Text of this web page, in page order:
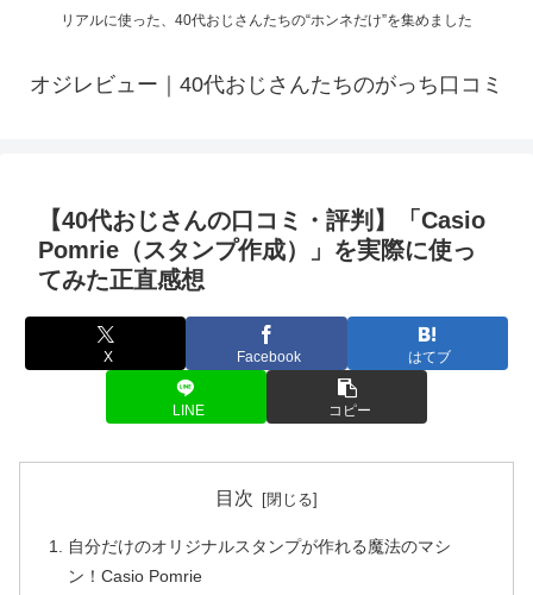
リアルに使った、40代おじさんたちの“ホンネだけ”を集めました
オジレビュー｜40代おじさんたちのがっち口コミ
【40代おじさんの口コミ・評判】「Casio
Pomrie（スタンプ作成）」を実際に使っ
てみた正直感想
X Facebook はてブ
LINE コピー
目次
自分だけのオリジナルスタンプが作れる魔法のマシ
ン！Casio Pomrie